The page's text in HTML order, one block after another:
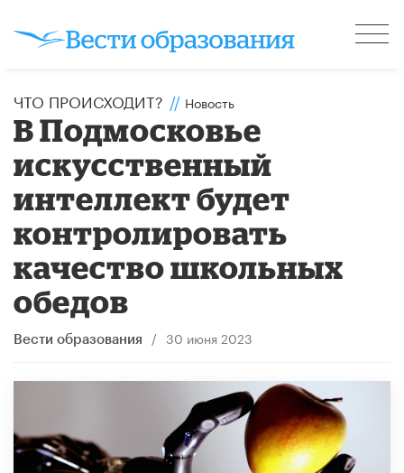
ЧТО ПРОИСХОДИТ? // Новость
В Подмосковье
искусственный
интеллект будет
контролировать
качество школьных
обедов
Вести образования / 30 июня 2023